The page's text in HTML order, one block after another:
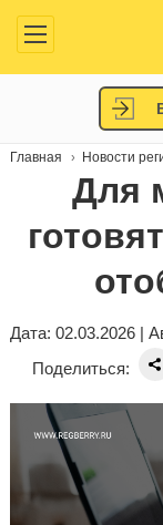
Главная Новости
Для
Дата: 02.03.2026 |
Поделиться: